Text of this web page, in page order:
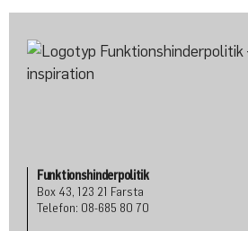
Funktionshinderpolitik
Box 43, 123 21 Farsta
Telefon: 08-685 80 70